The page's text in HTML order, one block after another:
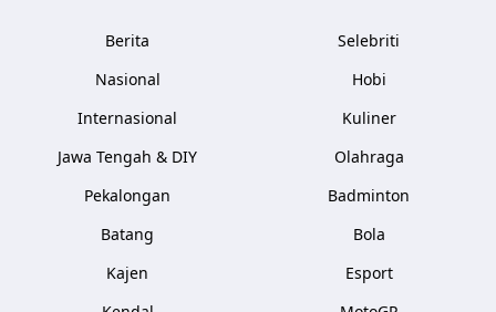
Berita
Nasional
Internasional
Jawa Tengah & DIY
Pekalongan
Batang
Kajen
Selebriti
Hobi
Kuliner
Olahraga
Badminton
Bola
Esport